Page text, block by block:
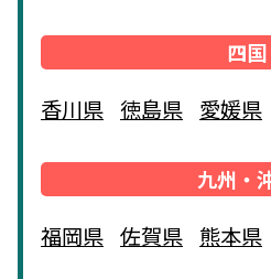
四国
香川県 徳島県 愛媛県
九州・
福岡県 佐賀県 熊本県